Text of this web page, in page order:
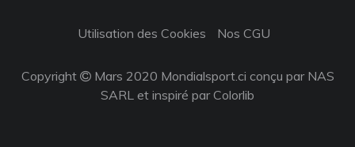
Utilisation des Cookies Nos CGU
Copyright
Mars 2020 Mondialsport.ci conçu par NAS
SARL et inspiré parColorlib